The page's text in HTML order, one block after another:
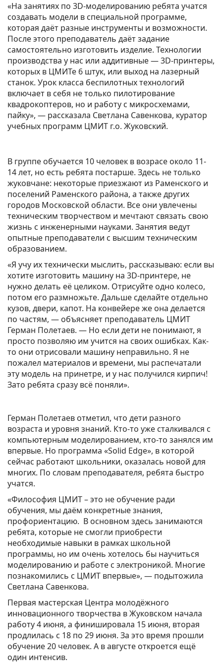
«На занятиях по 3D-моделированию ребята учатся
создавать модели в специальной программе,
которая даёт разные инструменты и возможности.
После этого преподаватель даёт задание
самостоятельно изготовить изделие. Технологии
производства у нас или аддитивные — 3D-принтеры,
которых в ЦМИТе 6 штук, или выход на лазерный
станок. Урок класса беспилотных технологий
включает в себя не только пилотирование
квадрокоптеров, но и работу с микросхемами,
пайку», — рассказала Светлана Савенкова, куратор
учебных программ ЦМИТ г.о. Жуковский.
В группе обучается 10 человек в возрасе около 11-
14 лет, но есть ребята постарше. Здесь не только
жуковчане: некоторые приезжают из Раменского и
поселений Раменского района, а также других
городов Московской области. Все они увлечены
техническим творчеством и мечтают связать свою
жизнь с инженерными науками. Занятия ведут
опытные преподаватели с высшим техническим
образованием.
«Я учу их технически мыслить, рассказываю: если вы
хотите изготовить машину на 3D-принтере, не
нужно делать её целиком. Отрисуйте одно колесо,
потом его размножьте. Дальше сделайте отдельно
кузов, двери, капот. На конвейере же она делается
по частям, — объясняет преподаватель ЦМИТ
Герман Полетаев. — Но если дети не понимают, я
просто позволяю им учится на своих ошибках. Как-
то они отрисовали машину неправильно. Я не
пожалел материалов и времени, мы распечатали
эту модель на принетре, и у нас получился кирпич!
Зато ребята сразу всё поняли».
Герман Полетаев отметил, что дети разного
возраста и уровня знаний. Кто-то уже сталкивался с
компьютерным моделированием, кто-то занялся им
впервые. Но программа «Solid Edge», в которой
сейчас работают школьники, оказалась новой для
многих. По словам преподавателя, ребята быстро
учатся.
«Философия ЦМИТ – это не обучение ради
обучения, мы даём конкретные знания,
профориентацию. В основном здесь занимаются
ребята, которые не смогли приобрести
необходимые навыки в рамках школьной
программы, но им очень хотелось бы научиться
моделированию и работе с электроникой. Многие
познакомились с ЦМИТ впервые», — подытожила
Светлана Савенкова.
Первая мастерская Центра молодёжного
инновационного творчества в Жуковском начала
работу 4 июня, а финишировала 15 июня, вторая
продлилась с 18 по 29 июня. За это время прошли
обучение 20 человек. А в августе откроется ещё
один интенсив.